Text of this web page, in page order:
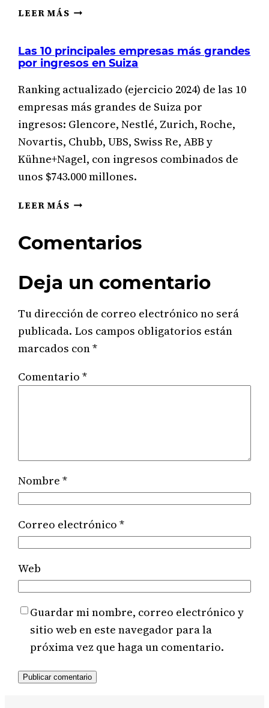
LEER MÁS ACTIVIDADES
ESTADOS
UNIDOS
SECTOR
Las 10 principales empresas más grandes
por ingresos en Suiza
Ranking actualizado (ejercicio 2024) de las 10
empresas más grandes de Suiza por
ingresos: Glencore, Nestlé, Zurich, Roche,
Novartis, Chubb, UBS, Swiss Re, ABB y
Kühne+Nagel, con ingresos combinados de
unos $743.000 millones.
LEER MÁS LAS
EMPRESAS
POR
EN
SUIZA
Comentarios
Deja un comentario
Tu dirección de correo electrónico no será
publicada. Los campos obligatorios están
marcados con*
Comentario*
Nombre*
Correo electrónico*
Web
Guardar mi nombre, correo electrónico y
sitio web en este navegador para la
próxima vez que haga un comentario.